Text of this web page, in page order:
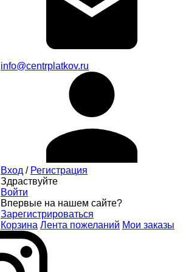
info@centrplatkov.ru
Вход / Регистрация
Здраствуйте
Войти
Впервые на нашем сайте?
Зарегистрироваться
Корзина Лента пожеланий Мои заказы